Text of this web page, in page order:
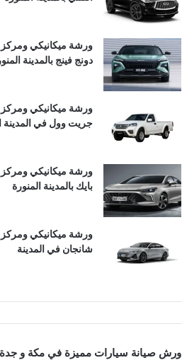
ورشة ميكانيكي ومركز
دونج فينج بالمدينة
ورشة ميكانيكي ومركز
جريت وول في المدينة
ورشة ميكانيكي ومركز
بايك بالمدينة المنورة
ورشة ميكانيكي ومركز
شانجان في المدينة
ورش صيانة سيارات مميزة في مكة و جدة